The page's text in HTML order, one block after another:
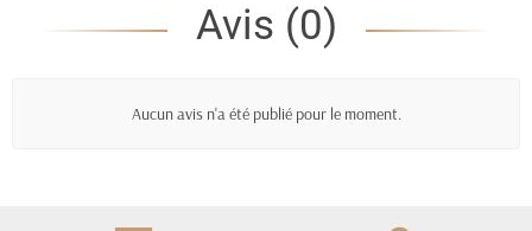
Avis (0)
Aucun avis n'a été publié pour le moment.